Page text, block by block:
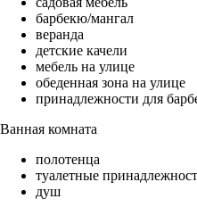
барбекю/мангал
веранда
детские качели
мебель на улице
обеденная зона на улице
принадлежности для
Ванная комната
полотенца
туалетные
душ